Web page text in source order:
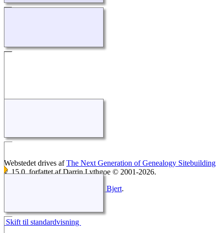
Webstedet drives afThe Next Generation of Genealogy Sitebuilding
v. 15.0, forfattet af Darrin Lythgoe © 2001-2026.
Lars Heltborg, Sdr. Bjert.
Skift til standardvisning